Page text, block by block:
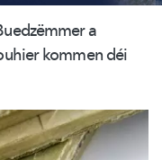
a
kommen déi